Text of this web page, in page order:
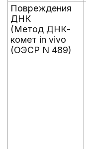
Повреждения
ДНК
(Метод ДНК-
комет in vivo
(ОЭСР N 489)